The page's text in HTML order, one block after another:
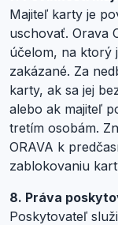
Majiteľ karty je
uschovať. Orava
účelom, na ktorý
zakázané. Za
karty, ak sa jej
alebo ak majiteľ
tretím osobám.
ORAVA k
zablokovaniu
8. Práva
Poskytovateľ